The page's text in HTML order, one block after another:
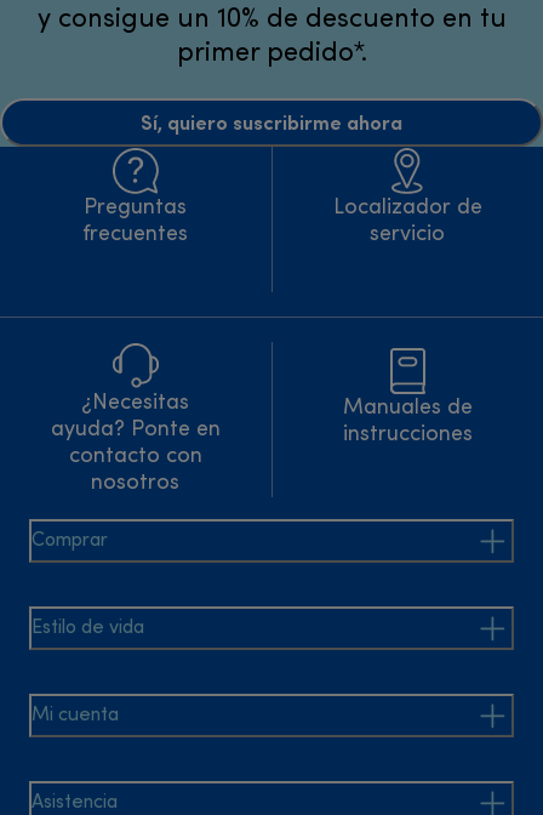
y consigue un 10% de descuento en tu
primer pedido*.
Sí, quiero suscribirme ahora
Preguntas
frecuentes
Localizador de
servicio
¿Necesitas
ayuda? Ponte en
contacto con
nosotros
Manuales de
instrucciones
Comprar
Estilo de vida
Mi cuenta
Asistencia